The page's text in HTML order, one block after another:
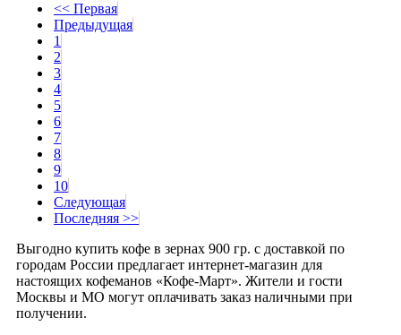
<< Первая
Предыдущая
1
2
3
4
5
6
7
8
9
10
Следующая
Последняя >>
Выгодно купить кофе в зернах 900 гр. с доставкой по
городам России предлагает интернет-магазин для
настоящих кофеманов «Кофе-Март». Жители и гости
Москвы и МО могут оплачивать заказ наличными при
получении.